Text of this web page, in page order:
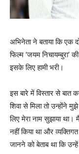
अभिनेता ने बताया कि एक
फिल्म ‘जयम निचायम्बुरा’
इसके लिए हामी भरी।
इस बारे में विस्‍तार से
शिवा से मिला तो उन्होंने
लिए मेरा नाम सुझाया
नहीं किया था और
जानने को बेताब था कि